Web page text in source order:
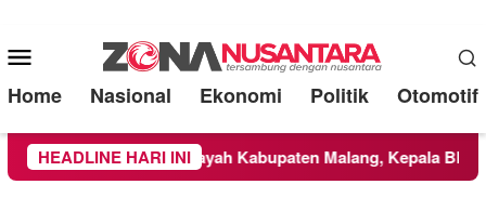
Mobile
Menu
Home Nasional Ekonomi Politik Otomotif
HEADLINE HARI INI
Meluas ke Wilayah Kabupaten Malang, Kepala BNPB